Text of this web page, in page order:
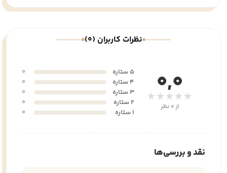
نظرات کاربران (0)
0,0
★★★★★
از 0 نظر
5 ستاره
0
4 ستاره
0
3 ستاره
0
2 ستاره
0
0
نقد و بررسی‌ها